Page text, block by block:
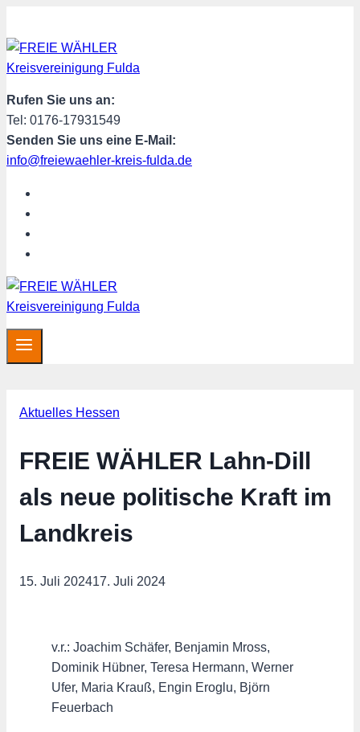
Inhalt
springen
Rufen Sie uns an:
Tel: 0176-17931549
Senden Sie uns eine E-Mail:
info@freiewaehler-kreis-fulda.de
Aktuelles Hessen
FREIE WÄHLER Lahn-Dill
als neue politische Kraft im
Landkreis
15. Juli 202417. Juli 2024
v.r.: Joachim Schäfer, Benjamin Mross,
Dominik Hübner, Teresa Hermann, Werner
Ufer, Maria Krauß, Engin Eroglu, Björn
Feuerbach